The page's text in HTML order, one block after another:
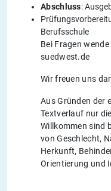
Abschluss:
Berufsschule
Bei Fragen
suedwest.de
Wir freuen uns
Aus Gründen der
Textverlauf nur
Willkommen sind
von Geschlecht,
Herkunft,
Orientierung und